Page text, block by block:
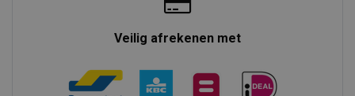
Veilig afrekenen met